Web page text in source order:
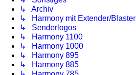
↳ Archiv
↳ Harmony mit Extender/Blaster
↳ Senderlogos
↳ Harmony 1100
↳ Harmony 1000
↳ Harmony 895
↳ Harmony 885